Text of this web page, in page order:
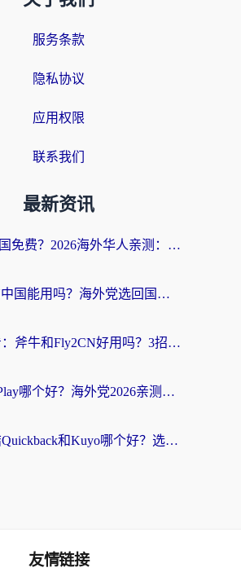
服务条款
隐私协议
应用权限
联系我们
最新资讯
Mac翻墙回国免费？2026海外华人亲测：从CCTV5直播到国内APP，这样选加速器才靠谱
Proton VPN中国能用吗？海外党选回国加速器的避坑指南（附番茄加速器实测）
海外党必看：斧牛和Fly2CN好用吗？3招教你选对回国加速器（附免费试用攻略）
斧牛和OurPlay哪个好？海外党2026亲测：选对加速器，国内资源秒加载
海外党纠结Quickback和Kuyo哪个好？选对回国加速器才能无缝刷国内资源
友情链接